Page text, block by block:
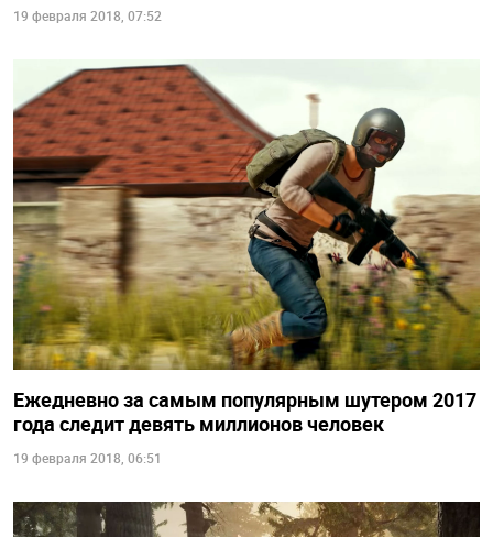
19 февраля 2018, 07:52
Ежедневно за самым популярным шутером 2017
года следит девять миллионов человек
19 февраля 2018, 06:51